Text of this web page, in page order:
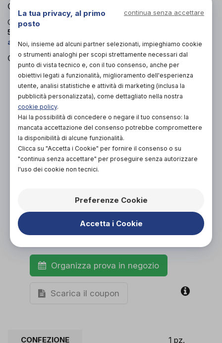
Cuscino antidecubito ad aria
Codice OTGP:
506.0x
antidecubito»Cuscini antidecubito
Gonfiabili in gomma rossa con valvola di sfiato.
PROVA E ACQUISTA IN NEGOZIO
DA25,00€
PROVA E NOLEGGIA IN NEGOZIO
NON DISPONIBILE
ACQUISTA ONLINE
NON DISPONIBILE
Organizza prova in negozio
Scarica il coupon
CONFEZIONE 1 pz.
La tua privacy, al primo
posto
continua senza accettare
Noi, insieme ad alcuni partner selezionati, impieghiamo cookie
o strumenti analoghi per scopi strettamente necessari dal
punto di vista tecnico e, con il tuo consenso, anche per
obiettivi legati a funzionalità, miglioramento dell'esperienza
utente, analisi statistiche e attività di marketing (inclusa la
pubblicità personalizzata), come dettagliato nella nostra
cookie policy.
Hai la possibilità di concedere o negare il tuo consenso: la
mancata accettazione del consenso potrebbe compromettere
la disponibilità di alcune funzionalità.
Clicca su "Accetta i Cookie" per fornire il consenso o su
"continua senza accettare" per proseguire senza autorizzare
l'uso dei cookie non tecnici.
Preferenze Cookie
Accetta i Cookie